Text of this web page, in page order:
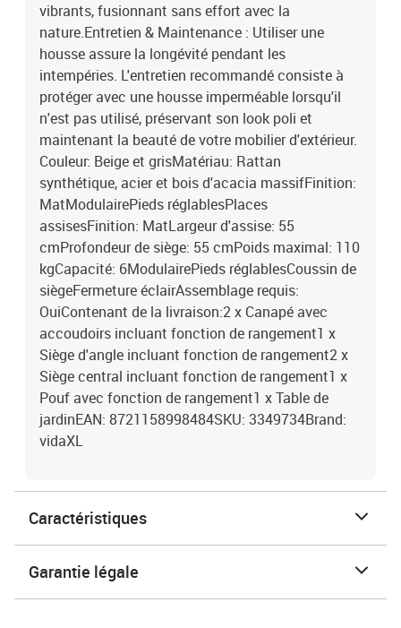
vibrants, fusionnant sans effort avec la
nature.Entretien & Maintenance : Utiliser une
housse assure la longévité pendant les
intempéries. L'entretien recommandé consiste à
protéger avec une housse imperméable lorsqu'il
n'est pas utilisé, préservant son look poli et
maintenant la beauté de votre mobilier d'extérieur.
Couleur: Beige et grisMatériau: Rattan
synthétique, acier et bois d'acacia massifFinition:
MatModulairePieds réglablesPlaces
assisesFinition: MatLargeur d'assise: 55
cmProfondeur de siège: 55 cmPoids maximal: 110
kgCapacité: 6ModulairePieds réglablesCoussin de
siègeFermeture éclairAssemblage requis:
OuiContenant de la livraison:2 x Canapé avec
accoudoirs incluant fonction de rangement1 x
Siège d'angle incluant fonction de rangement2 x
Siège central incluant fonction de rangement1 x
Pouf avec fonction de rangement1 x Table de
jardinEAN: 8721158998484SKU: 3349734Brand:
vidaXL
Caractéristiques
Garantie légale